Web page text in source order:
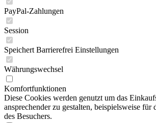
PayPal-Zahlungen
Session
Speichert Barrierefrei Einstellungen
Währungswechsel
Komfortfunktionen
Diese Cookies werden genutzt um das
ansprechender zu gestalten, beispielsweise für
des Besuchers.